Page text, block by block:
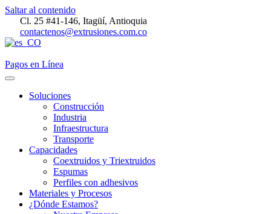
Saltar al contenido
Cl. 25 #41-146, Itagüí, Antioquia
contactenos@extrusiones.com.co
Pagos en Línea
Soluciones
Construcción
Industria
Infraestructura
Transporte
Capacidades
Coextruidos y Triextruidos
Espumas
Perfiles con adhesivos
Materiales y Procesos
¿Dónde Estamos?